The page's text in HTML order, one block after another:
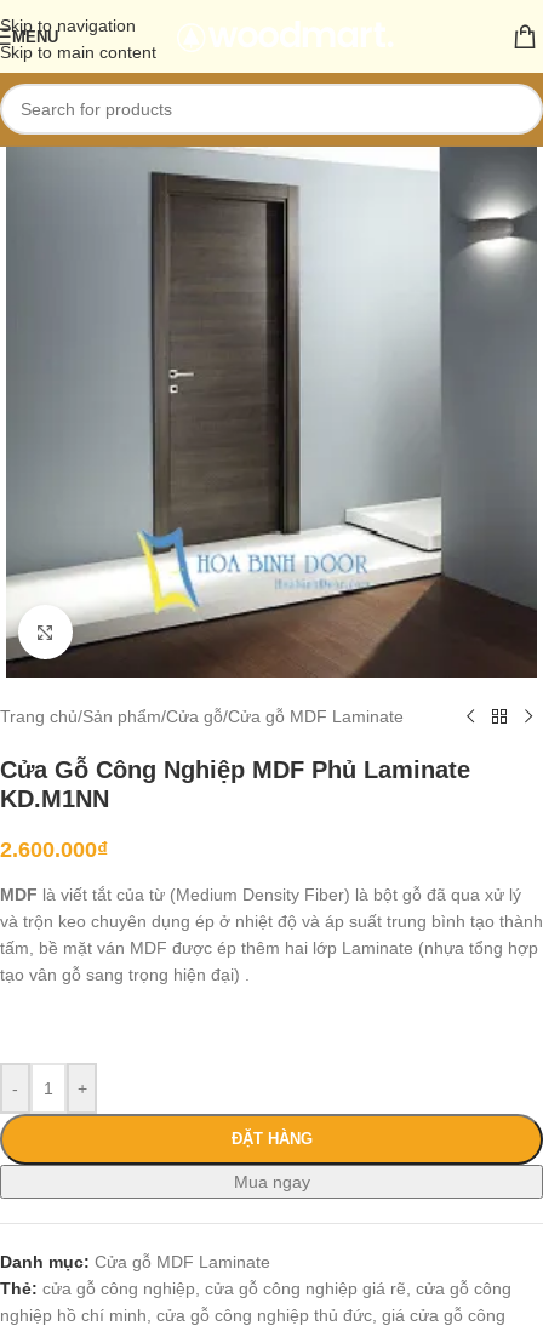
Skip to navigation
Skip to main content
MENU
Click to enlarge
Trang chủ/Sản phẩm/Cửa gỗ/Cửa gỗ MDF Laminate
Cửa Gỗ Công Nghiệp MDF Phủ Laminate
KD.M1NN
2.600.000₫
MDF là viết tắt của từ (Medium Density Fiber) là bột gỗ đã qua xử lý
và trộn keo chuyên dụng ép ở nhiệt độ và áp suất trung bình tạo thành
tấm, bề mặt ván MDF được ép thêm hai lớp Laminate (nhựa tổng hợp
tạo vân gỗ sang trọng hiện đại) .
- +
ĐẶT HÀNG
Mua ngay
Danh mục: Cửa gỗ MDF Laminate
Thẻ: cửa gỗ công nghiệp cửa gỗ công nghiệp giá rẽ cửa gỗ công
nghiệp hồ chí minh cửa gỗ công nghiệp thủ đức giá cửa gỗ công